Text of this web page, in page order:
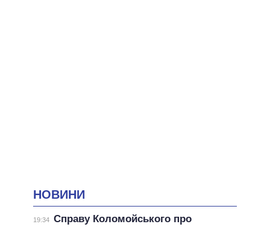
НОВИНИ
19:34 Справу Коломойського про